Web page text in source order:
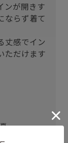
ンが開きす
ならず着て
丈感でイン
ただけます